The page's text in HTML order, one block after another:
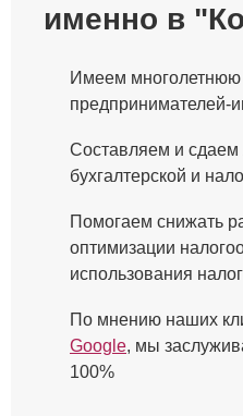
именно в
Имеем многолетнюю
предпринимателей-
Составляем и
бухгалтерской и
Помогаем снижать
оптимизации
использования
По мнению наших
Google, мы
100%